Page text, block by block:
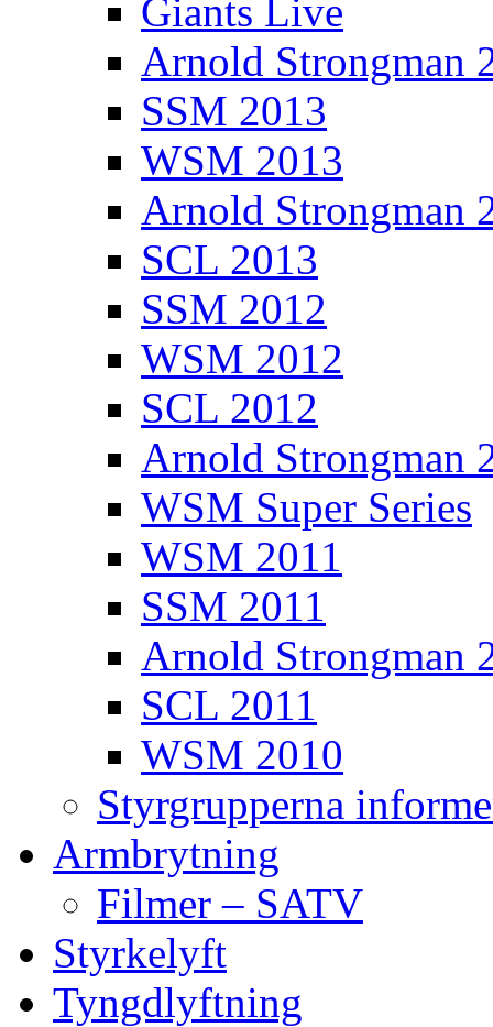
Giants Live
Arnold Strongman
SSM 2013
WSM 2013
Arnold Strongman
SCL 2013
SSM 2012
WSM 2012
SCL 2012
Arnold Strongman
WSM Super Series
WSM 2011
SSM 2011
Arnold Strongman
SCL 2011
WSM 2010
Styrgrupperna
Armbrytning
Filmer – SATV
Styrkelyft
Tyngdlyftning